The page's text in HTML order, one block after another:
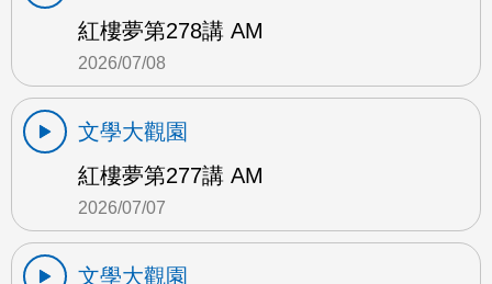
紅樓夢第278講 AM
2026/07/08
文學大觀園
紅樓夢第277講 AM
2026/07/07
文學大觀園